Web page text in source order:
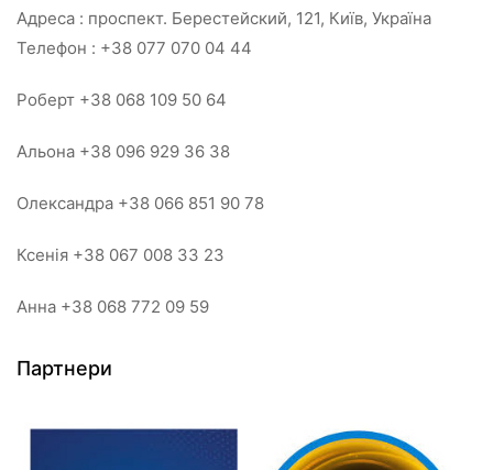
Адреса : проспект. Берестейский, 121, Київ, Україна
Телефон : +38 077 070 04 44
Роберт +38 068 109 50 64
Альона +38 096 929 36 38
Олександра +38 066 851 90 78
Ксенія +38 067 008 33 23
Анна +38 068 772 09 59
Партнери